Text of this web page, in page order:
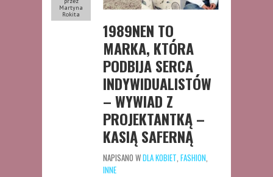
Martyna
Rokita
1989NEN TO
MARKA, KTÓRA
PODBIJA SERCA
INDYWIDUALISTÓW
– WYWIAD Z
PROJEKTANTKĄ –
KASIĄ SAFERNĄ
NAPISANO WDLA KOBIET, FASHION,
INNE